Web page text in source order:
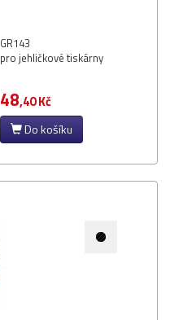
GR143
pro jehličkové tiskárny
48,40 Kč
Do košíku